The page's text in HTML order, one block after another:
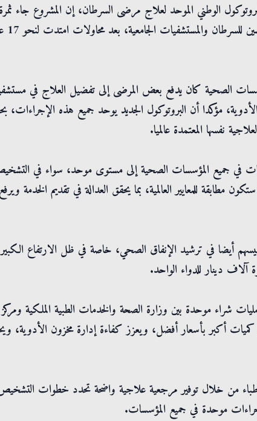
الوطني الموحد لعلاج مرضى السرطان، إن المشروع جاء
الصحية كان يدفع بعض المرضى إلى تفضيل العلاج في
مؤكدا أن البروتوكول الجديد يوحد جميع هذه
نفسها المعتمدة عالميا.
في جميع المؤسسات الصحية إلى مستوى موحد، سواء في
مطابقة للمعايير العالمية، بما يحقق العدالة في تقديم الخدمة
أيضا في ترشيد الإنفاق الصحي، خاصة في ظل الارتفاع
دينار للدواء الواحد.
شراء موحدة بين وزارة الصحة والخدمات الطبية الملكية
كميات أكبر بأسعار أفضل، ويعزز كفاءة إدارة مخزون الأدوية،
من خلال توفير مرجعية علاجية واضحة تحدد خطوات التشخيص
موحدة في جميع المؤسسات.